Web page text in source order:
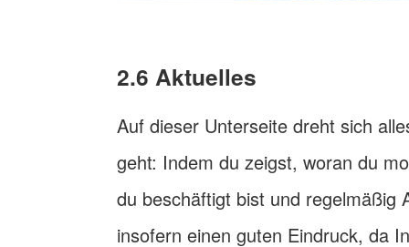
2.6 Aktuelles
Auf dieser Unterseite dreht sich
geht: Indem du zeigst, woran du
du beschäftigt bist und regelmäßig
insofern einen guten Eindruck, da